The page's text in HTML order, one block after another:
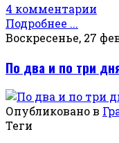
4 комментарии
Подробнее ...
Воскресенье, 27
По два и по три
Опубликовано в
Теги